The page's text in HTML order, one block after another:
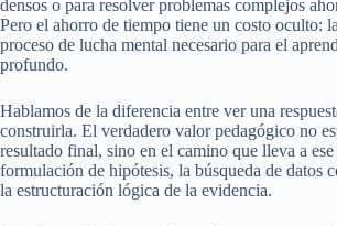
densos o para resolver problemas complejos
Pero el ahorro de tiempo tiene un costo oculto:
proceso de lucha mental necesario para el
profundo.
Hablamos de la diferencia entre ver una
construirla. El verdadero valor pedagógico no
resultado final, sino en el camino que lleva a
formulación de hipótesis, la búsqueda de datos
la estructuración lógica de la evidencia.